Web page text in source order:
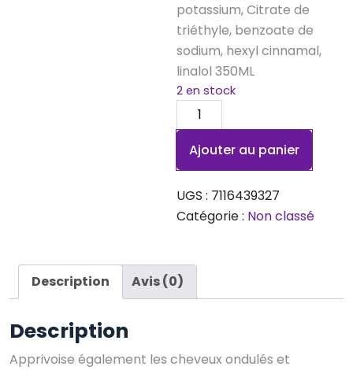
potassium, Citrate de
triéthyle, benzoate de
sodium, hexyl cinnamal,
linalol 350ML
2 en stock
quantité
de
Après
shampooing
lisse
à
Ajouter au panier
UGS : 7116439327
Catégorie : Non classé
Description Avis (0)
Description
Apprivoise également les cheveux ondulés et